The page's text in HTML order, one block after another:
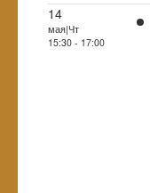
14
мая|Чт
15:30 - 17:00